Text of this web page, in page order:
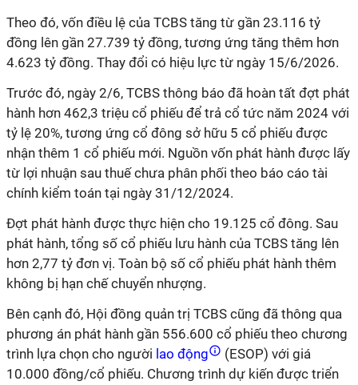
Theo đó, vốn điều lệ của TCBS tăng từ gần 23.116 tỷ
đồng lên gần 27.739 tỷ đồng, tương ứng tăng thêm hơn
4.623 tỷ đồng. Thay đổi có hiệu lực từ ngày 15/6/2026.
Trước đó, ngày 2/6, TCBS thông báo đã hoàn tất đợt phát
hành hơn 462,3 triệu cổ phiếu để trả cổ tức năm 2024 với
tỷ lệ 20%, tương ứng cổ đông sở hữu 5 cổ phiếu được
nhận thêm 1 cổ phiếu mới. Nguồn vốn phát hành được lấy
từ lợi nhuận sau thuế chưa phân phối theo báo cáo tài
chính kiểm toán tại ngày 31/12/2024.
Đợt phát hành được thực hiện cho 19.125 cổ đông. Sau
phát hành, tổng số cổ phiếu lưu hành của TCBS tăng lên
hơn 2,77 tỷ đơn vị. Toàn bộ số cổ phiếu phát hành thêm
không bị hạn chế chuyển nhượng.
Bên cạnh đó, Hội đồng quản trị TCBS cũng đã thông qua
phương án phát hành gần 556.600 cổ phiếu theo chương
trình lựa chọn cho người lao động
(ESOP) với giá
10.000 đồng/cổ phiếu. Chương trình dự kiến được triển